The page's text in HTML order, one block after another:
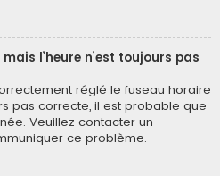
l’heure n’est toujours pas
réglé le fuseau horaire
pas correcte, il est probable que
Veuillez contacter un
ce problème.